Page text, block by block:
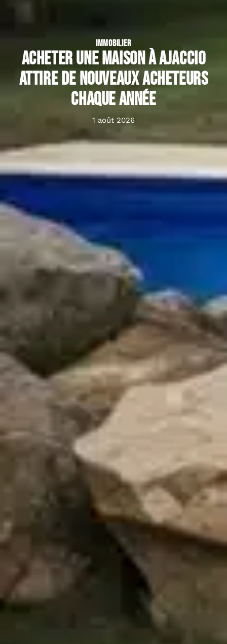
IMMOBILIER
Acheter une maison à Ajaccio
attire de nouveaux acheteurs
chaque année
1 août 2026